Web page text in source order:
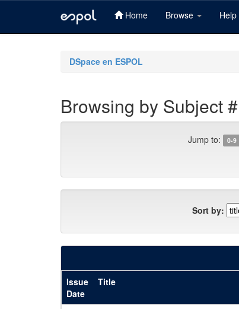
Home Browse Help
DSpace en ESPOL
Browsing by Subject
Jump to: 0-9
Sort by:
Issue
Date
Title